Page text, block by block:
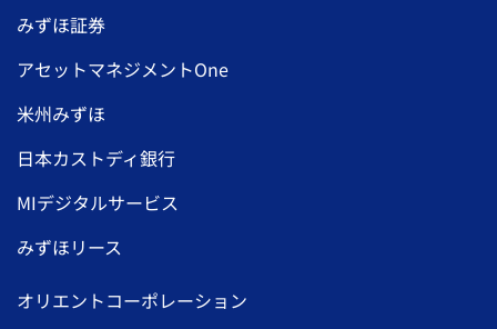
みずほ証券
アセットマネジメントOne
米州みずほ
日本カストディ銀行
MIデジタルサービス
みずほリース
オリエントコーポレーション